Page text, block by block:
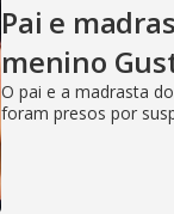
Pai e
menino
O pai e a madrasta
foram presos por